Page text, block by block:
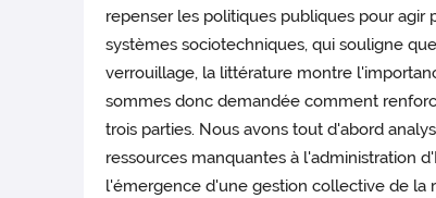
repenser les politiques publiques pour agir
systèmes sociotechniques, qui souligne
verrouillage, la littérature montre
sommes donc demandée comment
trois parties. Nous avons tout d'abord
ressources manquantes à l'administration
l'émergence d'une gestion collective de la